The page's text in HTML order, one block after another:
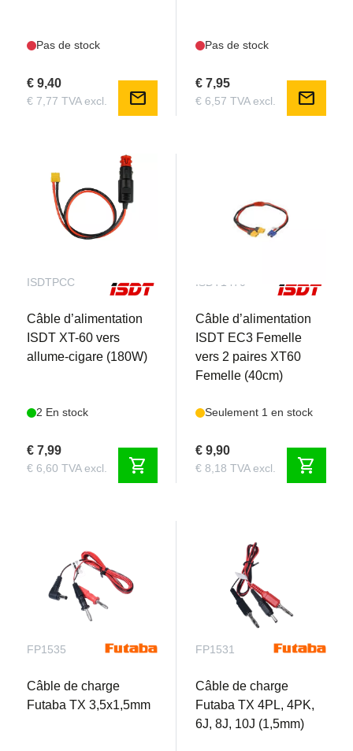
Pas de stock
€ 9,40
€ 7,77 TVA excl. mail
Pas de stock
€ 7,95
€ 6,57 TVA excl. mail
ISDTPCC
Câble d’alimentation
ISDT XT-60 vers
allume-cigare (180W)
2 En stock
€ 7,99
€ 6,60 TVA excl. shopping_cart
ISDT1470
Câble d’alimentation
ISDT EC3 Femelle
vers 2 paires XT60
Femelle (40cm)
Seulement 1 en stock
€ 9,90
€ 8,18 TVA excl. shopping_cart
FP1535
Câble de charge
Futaba TX 3,5x1,5mm
FP1531
Câble de charge
Futaba TX 4PL, 4PK,
6J, 8J, 10J (1,5mm)